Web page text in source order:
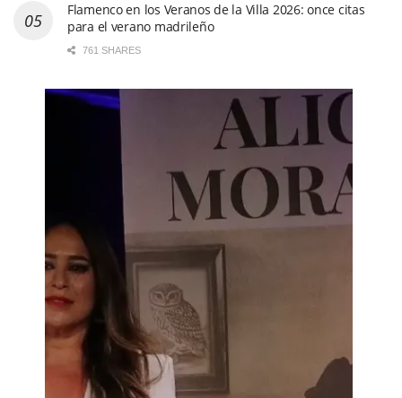
Flamenco en los Veranos de la Villa 2026: once citas
para el verano madrileño
761 SHARES